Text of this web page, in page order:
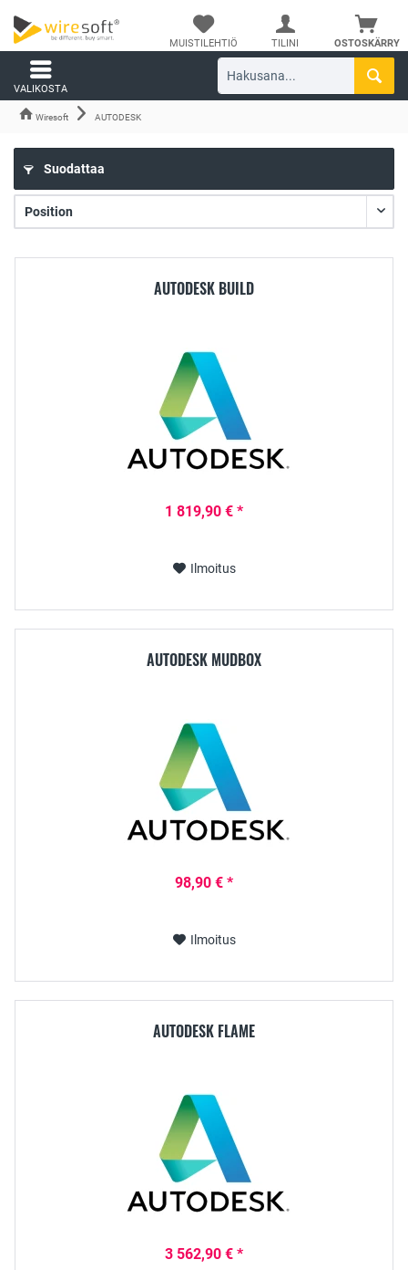
OSTOSKÄRRY
MUISTILEHTIÖ TILINI
VALIKOSTA
Wiresoft AUTODESK
Suodattaa
AUTODESK BUILD
1 819,90 € *
Ilmoitus
AUTODESK MUDBOX
98,90 € *
Ilmoitus
AUTODESK FLAME
3 562,90 € *